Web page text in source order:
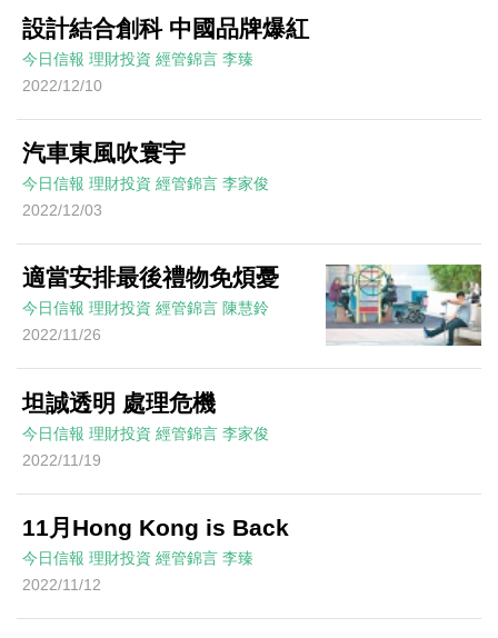
設計結合創科 中國品牌爆紅
今日信報 理財投資 經管錦言 李臻
2022/12/10
汽車東風吹寰宇
今日信報 理財投資 經管錦言 李家俊
2022/12/03
適當安排最後禮物免煩憂
今日信報 理財投資 經管錦言 陳慧鈴
2022/11/26
坦誠透明 處理危機
今日信報 理財投資 經管錦言 李家俊
2022/11/19
11月Hong Kong is Back
今日信報 理財投資 經管錦言 李臻
2022/11/12